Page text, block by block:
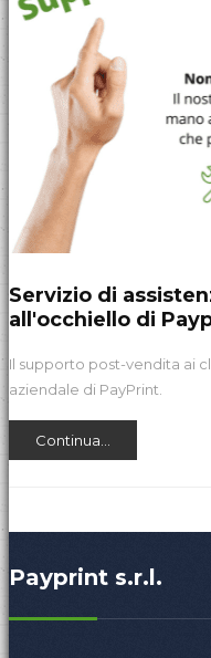
Servizio di
all'occhiello di
Il supporto post-vendita ai
aziendale di PayPrint.
Continua...
Payprint s.r.l.